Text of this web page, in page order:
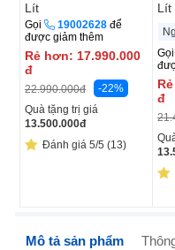
Lít
HR4N7520DSWDXVN
Gọi 19002628 để
được giảm thêm
Rẻ hơn: 17.990.000
đ
22.990.000đ
-22%
Quà tặng trị giá
13.500.000đ
Đánh giá 5/5 (13)
Lít
Gọi
đ
Mô tả sản phẩm